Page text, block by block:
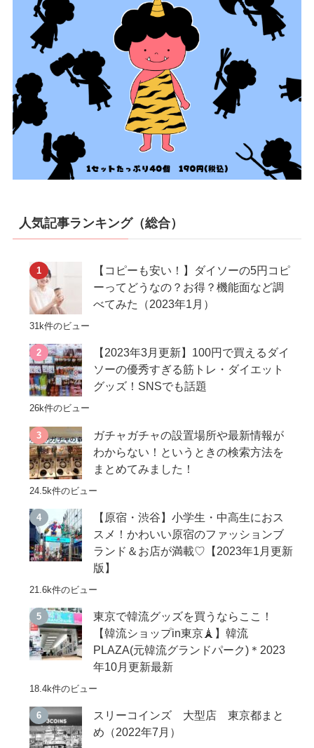
人気記事ランキング（総合）
【コピーも安い！】ダイソーの5円コピ
ーってどうなの？お得？機能面など調
べてみた（2023年1月）
31k件のビュー
【2023年3月更新】100円で買えるダイ
ソーの優秀すぎる筋トレ・ダイエット
グッズ！SNSでも話題
26k件のビュー
ガチャガチャの設置場所や最新情報が
わからない！というときの検索方法を
まとめてみました！
24.5k件のビュー
【原宿・渋谷】小学生・中高生におス
スメ！かわいい原宿のファッションブ
ランド＆お店が満載♡【2023年1月更新
版】
21.6k件のビュー
東京で韓流グッズを買うならここ！
【韓流ショップin東京🗼】韓流
PLAZA(元韓流グランドパーク)＊2023
年10月更新最新
18.4k件のビュー
スリーコインズ 大型店 東京都まと
め（2022年7月）